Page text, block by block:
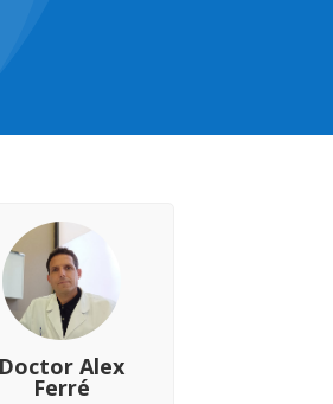
Doctor Alex
Ferré